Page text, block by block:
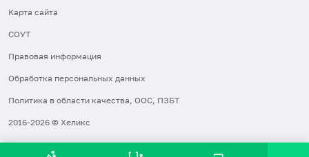
Карта сайта
СОУТ
Правовая информация
Обработка персональных данных
Политика в области качества, ООС, ПЗБТ
2016-2026 © Хеликс